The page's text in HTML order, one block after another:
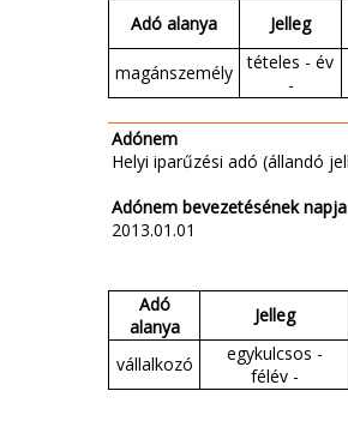
Adó alanya Jelleg
magánszemély
tételes - év
-
Adónem
Helyi iparűzési adó (állandó
Adónem bevezetésének napja
2013.01.01
Adó
alanya
Jelleg
vállalkozó
egykulcsos -
félév -